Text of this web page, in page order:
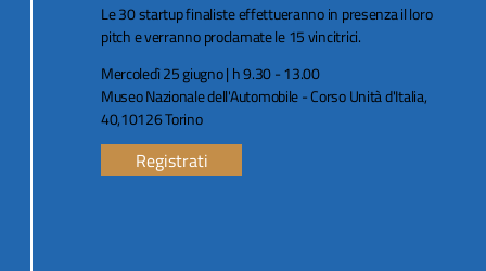
Le 30 startup finaliste effettueranno in presenza il loro
pitch e verranno proclamate le 15 vincitrici.
Mercoledì 25 giugno | h 9.30 - 13.00
Museo Nazionale dell'Automobile - Corso Unità d'Italia,
40,10126 Torino
Registrati